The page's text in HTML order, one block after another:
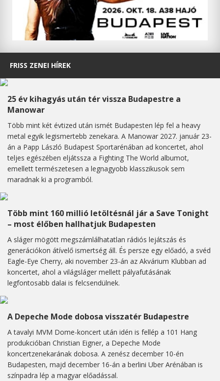
FRISS ZENEI HÍREK
25 év kihagyás után tér vissza Budapestre a
Manowar
Több mint két évtized után ismét Budapesten lép fel a heavy
metal egyik legismertebb zenekara. A Manowar 2027. január 23-
án a Papp László Budapest Sportarénában ad koncertet, ahol
teljes egészében eljátssza a Fighting The World albumot,
emellett természetesen a legnagyobb klasszikusok sem
maradnak ki a programból.
Több mint 160 millió letöltésnál jár a Save Tonight
– most élőben hallhatjuk Budapesten
A sláger mögött megszámlálhatatlan rádiós lejátszás és
generációkon átívelő ismertség áll. És persze egy előadó, a svéd
Eagle-Eye Cherry, aki november 23-án az Akvárium Klubban ad
koncertet, ahol a világsláger mellett pályafutásának
legfontosabb dalai is felcsendülnek.
A Depeche Mode dobosa visszatér Budapestre
A tavalyi MVM Dome-koncert után idén is fellép a 101 Hang
produkcióban Christian Eigner, a Depeche Mode
koncertzenekarának dobosa. A zenész december 10-én
Budapesten, majd december 16-án a berlini Uber Arénában is
színpadra lép a magyar előadással.